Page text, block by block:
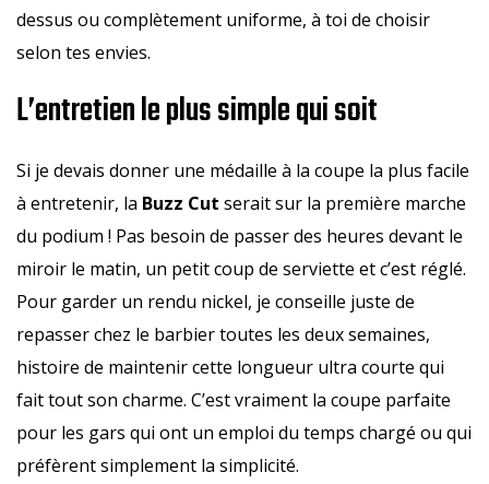
dessus ou complètement uniforme, à toi de choisir
selon tes envies.
L’entretien le plus simple qui soit
Si je devais donner une médaille à la coupe la plus facile
à entretenir, la Buzz Cut serait sur la première marche
du podium ! Pas besoin de passer des heures devant le
miroir le matin, un petit coup de serviette et c’est réglé.
Pour garder un rendu nickel, je conseille juste de
repasser chez le barbier toutes les deux semaines,
histoire de maintenir cette longueur ultra courte qui
fait tout son charme. C’est vraiment la coupe parfaite
pour les gars qui ont un emploi du temps chargé ou qui
préfèrent simplement la simplicité.